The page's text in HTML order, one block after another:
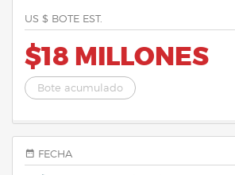
US $ BOTE EST.
$18 MILLONES
Bote acumulado
FECHA